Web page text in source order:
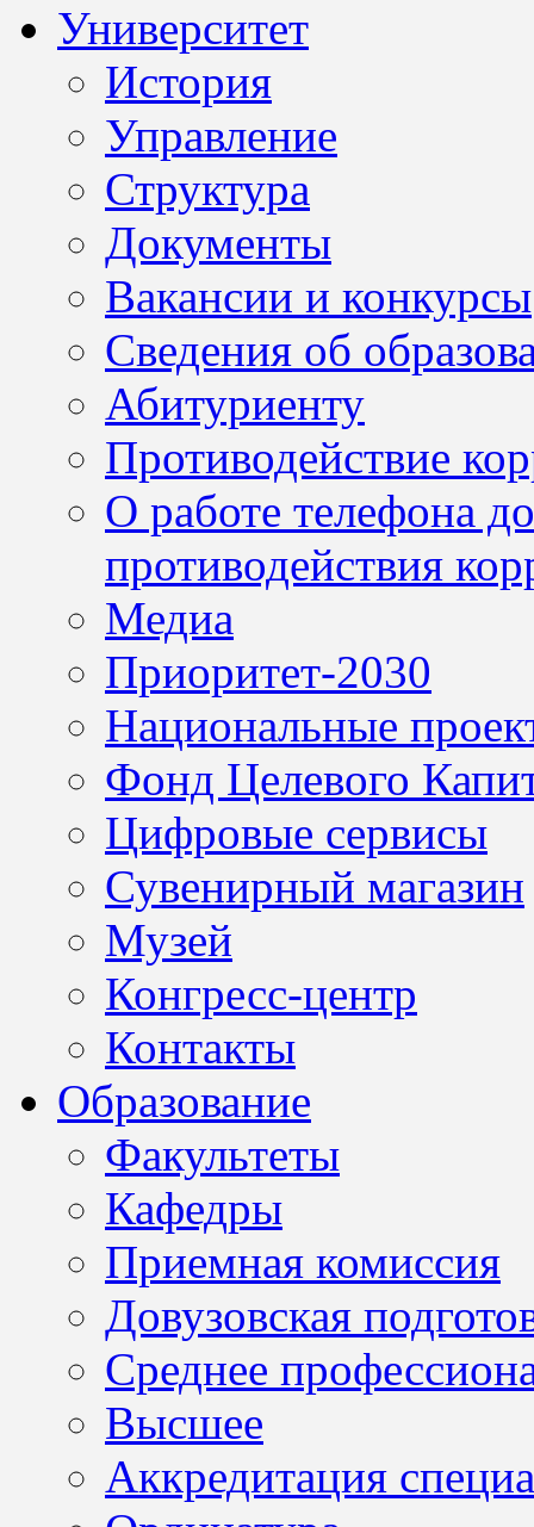
Университет
История
Управление
Структура
Документы
Вакансии и конкурсы
Сведения об
Абитуриенту
Противодействие
О работе телефона
противодействия
Медиа
Приоритет-2030
Национальные
Фонд Целевого
Цифровые сервисы
Сувенирный магазин
Музей
Конгресс-центр
Контакты
Образование
Факультеты
Кафедры
Приемная комиссия
Довузовская
Среднее
Высшее
Аккредитация